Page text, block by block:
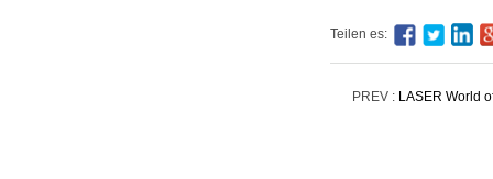
Teilen es:
PREV : LASER World